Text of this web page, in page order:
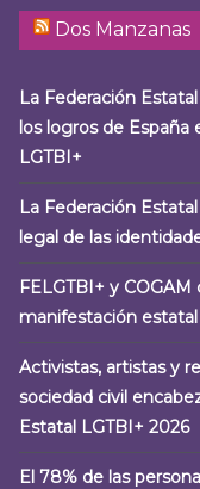
Dos Manzanas
La Federación
los logros de España
LGTBI+
La Federación
legal de las
FELGTBI+ y
manifestación
Activistas, artistas y
sociedad civil
Estatal LGTBI+ 2026
El 78% de las